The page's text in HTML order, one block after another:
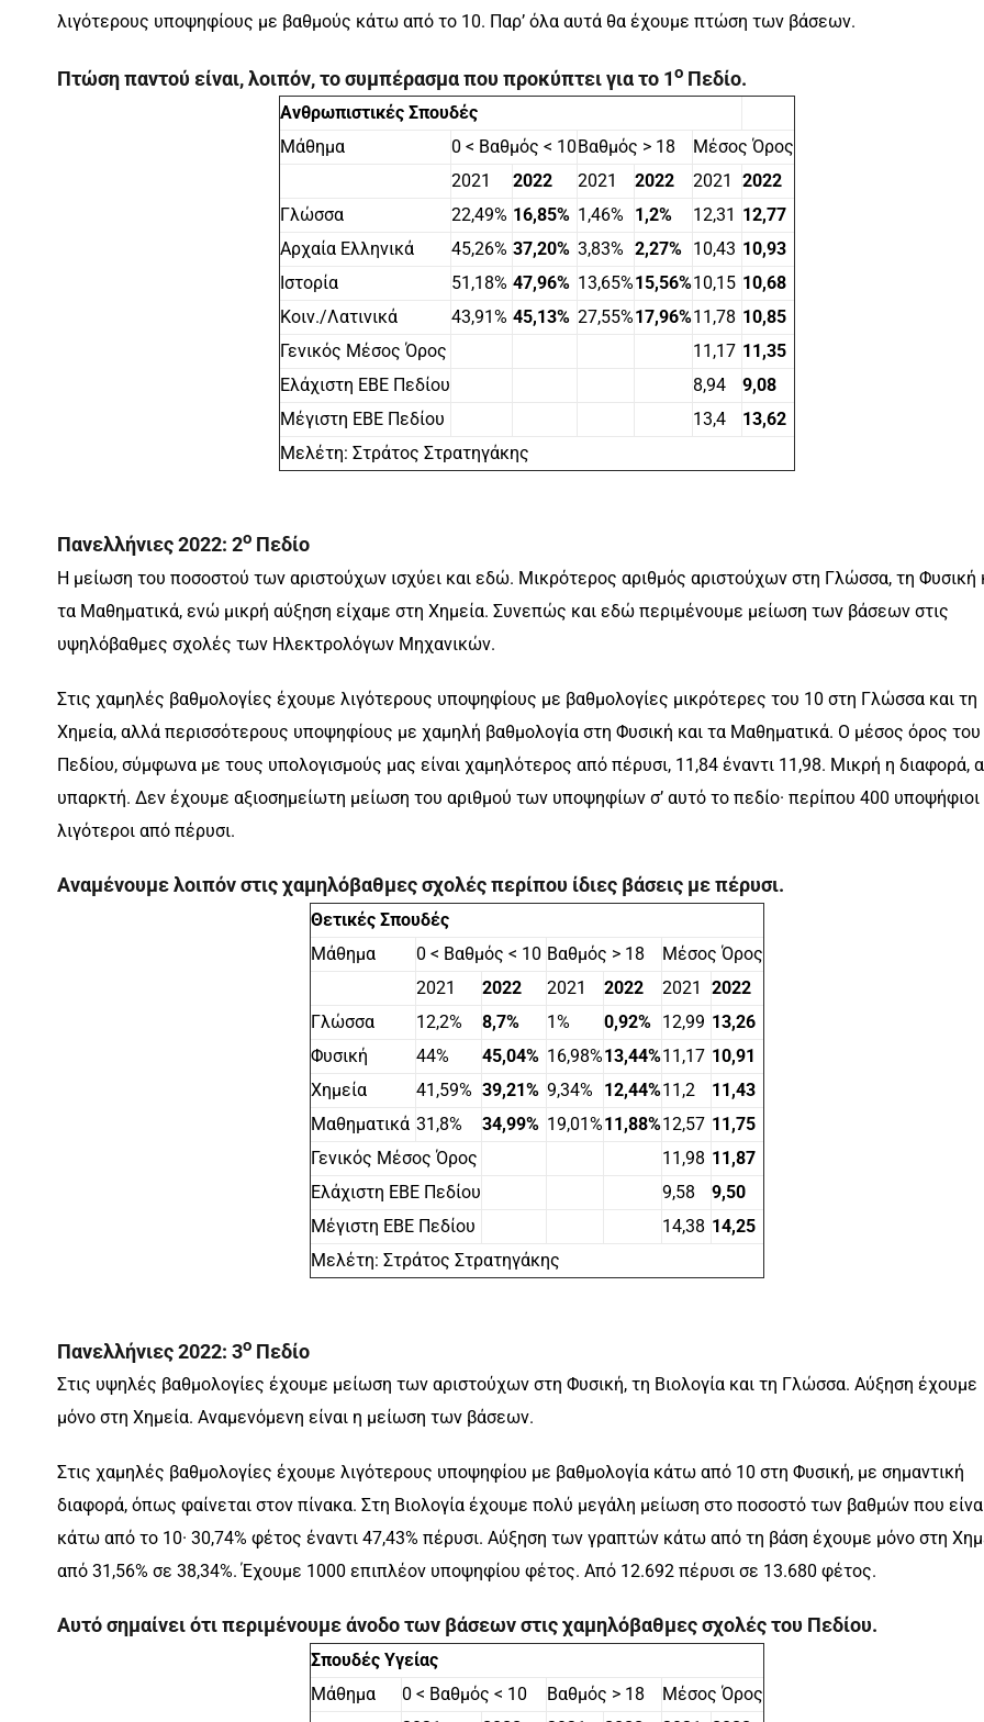
λιγότερους υποψηφίους με βαθμούς κάτω από το 10. Παρ’ όλα αυτά θα έχουμε πτώση των βάσεων.
Πτώση παντού είναι, λοιπόν, το συμπέρασμα που προκύπτει για το 1ο Πεδίο.
Ανθρωπιστικές Σπουδές
Μάθημα
0 < Βαθμός < 10 Βαθμός > 18
Μέσος Όρος
2021
2022 2021 2022 2021
2022
Γλώσσα
22,49% 16,85% 1,46% 1,2% 12,31 12,77
Αρχαία Ελληνικά
45,26% 37,20% 3,83% 2,27% 10,43 10,93
Ιστορία
51,18% 47,96% 13,65%15,56%10,15 10,68
Κοιν./Λατινικά
43,91% 45,13% 27,55%17,96%11,78 10,85
Γενικός Μέσος Όρος
11,17 11,35
Ελάχιστη ΕΒΕ Πεδίου
8,94
9,08
Μέγιστη ΕΒΕ Πεδίου
13,4
13,62
Μελέτη: Στράτος Στρατηγάκης
Πανελλήνιες 2022: 2ο Πεδίο
Η μείωση του ποσοστού των αριστούχων ισχύει και εδώ. Μικρότερος αριθμός αριστούχων στη Γλώσσα, τη Φυσική
τα Μαθηματικά, ενώ μικρή αύξηση είχαμε στη Χημεία. Συνεπώς και εδώ περιμένουμε μείωση των βάσεων στις
υψηλόβαθμες σχολές των Ηλεκτρολόγων Μηχανικών.
Στις χαμηλές βαθμολογίες έχουμε λιγότερους υποψηφίους με βαθμολογίες μικρότερες του 10 στη Γλώσσα και τη
Χημεία, αλλά περισσότερους υποψηφίους με χαμηλή βαθμολογία στη Φυσική και τα Μαθηματικά. Ο μέσος όρος του
Πεδίου, σύμφωνα με τους υπολογισμούς μας είναι χαμηλότερος από πέρυσι, 11,84 έναντι 11,98. Μικρή η διαφορά,
υπαρκτή. Δεν έχουμε αξιοσημείωτη μείωση του αριθμού των υποψηφίων σ’ αυτό το πεδίο· περίπου 400 υποψήφιοι
λιγότεροι από πέρυσι.
Αναμένουμε λοιπόν στις χαμηλόβαθμες σχολές περίπου ίδιες βάσεις με πέρυσι.
Θετικές Σπουδές
Μάθημα
0 < Βαθμός < 10 Βαθμός > 18
Μέσος Όρος
2021
2022 2021 2022 2021
2022
Γλώσσα
12,2% 8,7% 1% 0,92% 12,99 13,26
Φυσική
44% 45,04% 16,98%13,44%11,17 10,91
Χημεία
41,59% 39,21% 9,34% 12,44%11,2
11,43
Μαθηματικά 31,8% 34,99% 19,01%11,88%12,57 11,75
Γενικός Μέσος Όρος
11,98 11,87
Ελάχιστη ΕΒΕ Πεδίου
9,58
9,50
Μέγιστη ΕΒΕ Πεδίου
14,38 14,25
Μελέτη: Στράτος Στρατηγάκης
Πανελλήνιες 2022: 3ο Πεδίο
Στις υψηλές βαθμολογίες έχουμε μείωση των αριστούχων στη Φυσική, τη Βιολογία και τη Γλώσσα. Αύξηση έχουμε
μόνο στη Χημεία. Αναμενόμενη είναι η μείωση των βάσεων.
Στις χαμηλές βαθμολογίες έχουμε λιγότερους υποψηφίου με βαθμολογία κάτω από 10 στη Φυσική, με σημαντική
διαφορά, όπως φαίνεται στον πίνακα. Στη Βιολογία έχουμε πολύ μεγάλη μείωση στο ποσοστό των βαθμών που
κάτω από το 10· 30,74% φέτος έναντι 47,43% πέρυσι. Αύξηση των γραπτών κάτω από τη βάση έχουμε μόνο στη
από 31,56% σε 38,34%. Έχουμε 1000 επιπλέον υποψηφίου φέτος. Από 12.692 πέρυσι σε 13.680 φέτος.
Αυτό σημαίνει ότι περιμένουμε άνοδο των βάσεων στις χαμηλόβαθμες σχολές του Πεδίου.
Σπουδές Υγείας
Μάθημα
0 < Βαθμός < 10 Βαθμός > 18
Μέσος Όρος